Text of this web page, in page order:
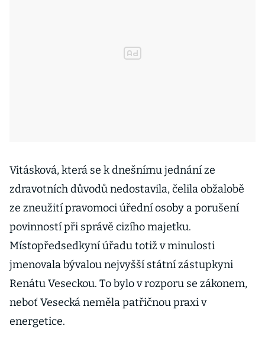
Vitásková, která se k dnešnímu jednání ze
zdravotních důvodů nedostavila, čelila obžalobě
ze zneužití pravomoci úřední osoby a porušení
povinností při správě cizího majetku.
Místopředsedkyní úřadu totiž v minulosti
jmenovala bývalou nejvyšší státní zástupkyni
Renátu Veseckou. To bylo v rozporu se zákonem,
neboť Vesecká neměla patřičnou praxi v
energetice.